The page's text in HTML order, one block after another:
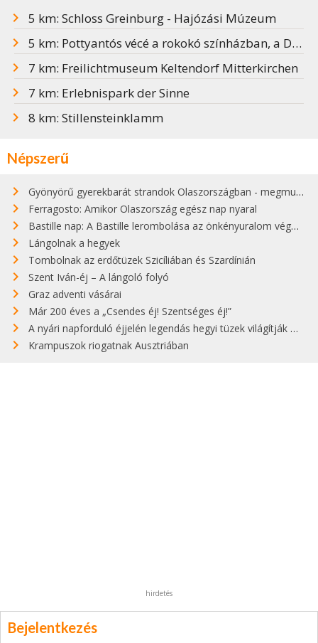
5 km: Schloss Greinburg - Hajózási Múzeum
5 km: Pottyantós vécé a rokokó színházban, a Duna mentén
7 km: Freilichtmuseum Keltendorf Mitterkirchen
7 km: Erlebnispark der Sinne
8 km: Stillensteinklamm
Népszerű
Gyönyörű gyerekbarát strandok Olaszországban - megmutatjuk a 15 legjobbat
Ferragosto: Amikor Olaszország egész nap nyaral
Bastille nap: A Bastille lerombolása az önkényuralom végét jelentette
Lángolnak a hegyek
Tombolnak az erdőtüzek Szicíliában és Szardínián
Szent Iván-éj – A lángoló folyó
Graz adventi vásárai
Már 200 éves a „Csendes éj! Szentséges éj!”
A nyári napforduló éjjelén legendás hegyi tüzek világítják meg Zugspitzét
Krampuszok riogatnak Ausztriában
hirdetés
Bejelentkezés